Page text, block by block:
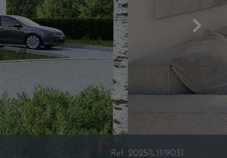
Next
Ref. 2025/L11/9031